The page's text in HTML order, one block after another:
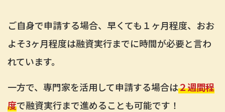
ご自身で申請する場合、早くても１ヶ月程度、おお
よそ3ヶ月程度は融資実行までに時間が必要と言わ
れています。
一方で、専門家を活用して申請する場合は２週間程
度で融資実行まで進めることも可能です！